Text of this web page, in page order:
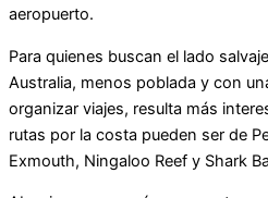
aeropuerto.
Para quienes buscan el lado
Australia, menos poblada y con
organizar viajes, resulta más
rutas por la costa pueden ser de
Exmouth, Ningaloo Reef y Shark